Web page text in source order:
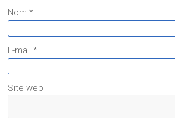
Nom*
E-mail*
Site web